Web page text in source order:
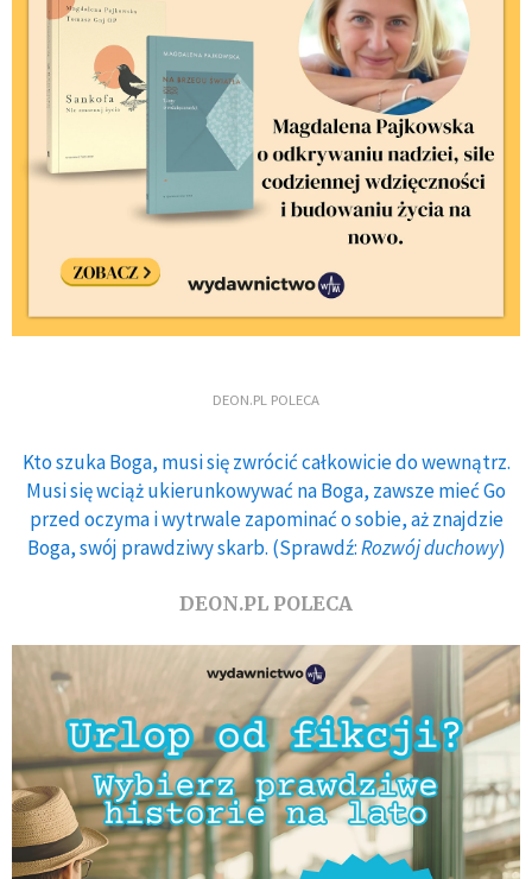
DEON.PL POLECA
Kto szuka Boga, musi się zwrócić całkowicie do wewnątrz.
Musi się wciąż ukierunkowywać na Boga, zawsze mieć Go
przed oczyma i wytrwale zapominać o sobie, aż znajdzie
Boga, swój prawdziwy skarb. (Sprawdź:Rozwój duchowy)
DEON.PL POLECA